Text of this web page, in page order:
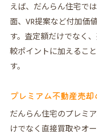
えば、だんらん住宅で
面、VR提案など付加価
す。査定額だけでなく
較ポイントに加えるこ
す。
プレミアム不動産売
だんらん住宅のプレミ
けでなく直接買取やオ